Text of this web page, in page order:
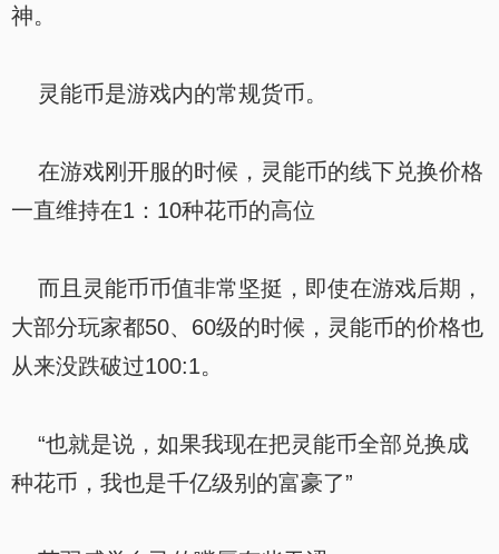
神。
灵能币是游戏内的常规货币。
在游戏刚开服的时候，灵能币的线下兑换价格
一直维持在1：10种花币的高位
而且灵能币币值非常坚挺，即使在游戏后期，
大部分玩家都50、60级的时候，灵能币的价格也
从来没跌破过100:1。
“也就是说，如果我现在把灵能币全部兑换成
种花币，我也是千亿级别的富豪了”